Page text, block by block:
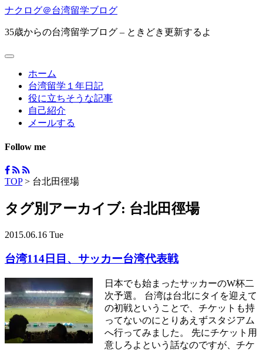
ナクログ＠台湾留学ブログ
35歳からの台湾留学ブログ – ときどき更新するよ
ホーム
台湾留学１年日記
役に立ちそうな記事
自己紹介
メールする
Follow me
TOP> 台北田徑場
タグ別アーカイブ: 台北田徑場
2015.06.16 Tue
台湾114日目、サッカー台湾代表戦
日本でも始まったサッカーのW杯二
次予選。 台湾は台北にタイを迎えて
の初戦ということで、チケットも持
ってないのにとりあえずスタジアム
へ行ってみました。 先にチケット用
意しろよという話なのですが、チケ